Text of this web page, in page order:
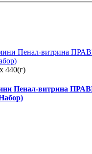
440(г)
Пенал-витрина